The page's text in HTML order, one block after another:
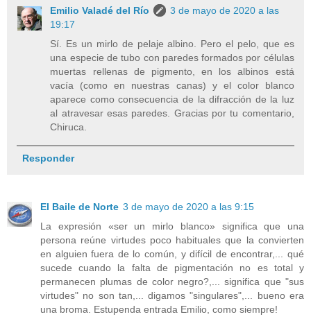
Emilio Valadé del Río
3 de mayo de 2020 a las
19:17
Sí. Es un mirlo de pelaje albino. Pero el pelo, que es
una especie de tubo con paredes formados por células
muertas rellenas de pigmento, en los albinos está
vacía (como en nuestras canas) y el color blanco
aparece como consecuencia de la difracción de la luz
al atravesar esas paredes. Gracias por tu comentario,
Chiruca.
Responder
El Baile de Norte 3 de mayo de 2020 a las 9:15
La expresión «ser un mirlo blanco» significa que una
persona reúne virtudes poco habituales que la convierten
en alguien fuera de lo común, y difícil de encontrar,... qué
sucede cuando la falta de pigmentación no es total y
permanecen plumas de color negro?,... significa que "sus
virtudes" no son tan,... digamos "singulares",... bueno era
una broma. Estupenda entrada Emilio, como siempre!